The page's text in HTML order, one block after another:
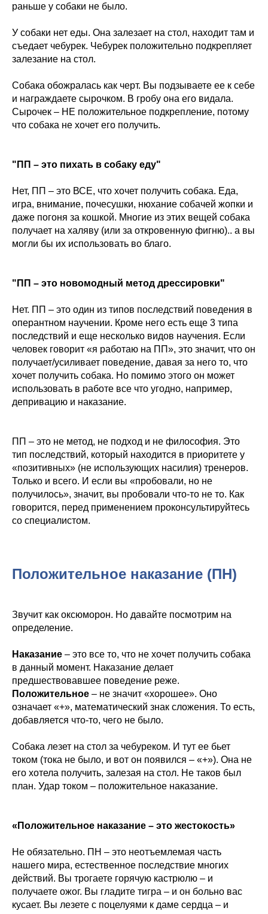
раньше у собаки не было.
У собаки нет еды. Она залезает на стол, находит там и
съедает чебурек. Чебурек положительно подкрепляет
залезание на стол.
Собака обожралась как черт. Вы подзываете ее к себе
и награждаете сырочком. В гробу она его видала.
Сырочек – НЕ положительное подкрепление, потому
что собака не хочет его получить.
"ПП – это пихать в собаку еду"
Нет, ПП – это ВСЕ, что хочет получить собака. Еда,
игра, внимание, почесушки, нюхание собачей жопки и
даже погоня за кошкой. Многие из этих вещей собака
получает на халяву (или за откровенную фигню).. а вы
могли бы их использовать во благо.
"ПП – это новомодный метод дрессировки"
Нет. ПП – это один из типов последствий поведения в
оперантном научении. Кроме него есть еще 3 типа
последствий и еще несколько видов научения. Если
человек говорит «я работаю на ПП», это значит, что он
получает/усиливает поведение, давая за него то, что
хочет получить собака. Но помимо этого он может
использовать в работе все что угодно, например,
депривацию и наказание.
ПП – это не метод, не подход и не философия. Это
тип последствий, который находится в приоритете у
«позитивных» (не использующих насилия) тренеров.
Только и всего. И если вы «пробовали, но не
получилось», значит, вы пробовали что-то не то. Как
говорится, перед применением проконсультируйтесь
со специалистом.
Положительное наказание (ПН)
Звучит как оксюморон. Но давайте посмотрим на
определение.
Наказание – это все то, что не хочет получить собака
в данный момент. Наказание делает
предшествовавшее поведение реже.
Положительное – не значит «хорошее». Оно
означает «+», математический знак сложения. То есть,
добавляется что-то, чего не было.
Собака лезет на стол за чебуреком. И тут ее бьет
током (тока не было, и вот он появился – «+»). Она не
его хотела получить, залезая на стол. Не таков был
план. Удар током – положительное наказание.
«Положительное наказание – это жестокость»
Не обязательно. ПН – это неотъемлемая часть
нашего мира, естественное последствие многих
действий. Вы трогаете горячую кастрюлю – и
получаете ожог. Вы гладите тигра – и он больно вас
кусает. Вы лезете с поцелуями к даме сердца – и